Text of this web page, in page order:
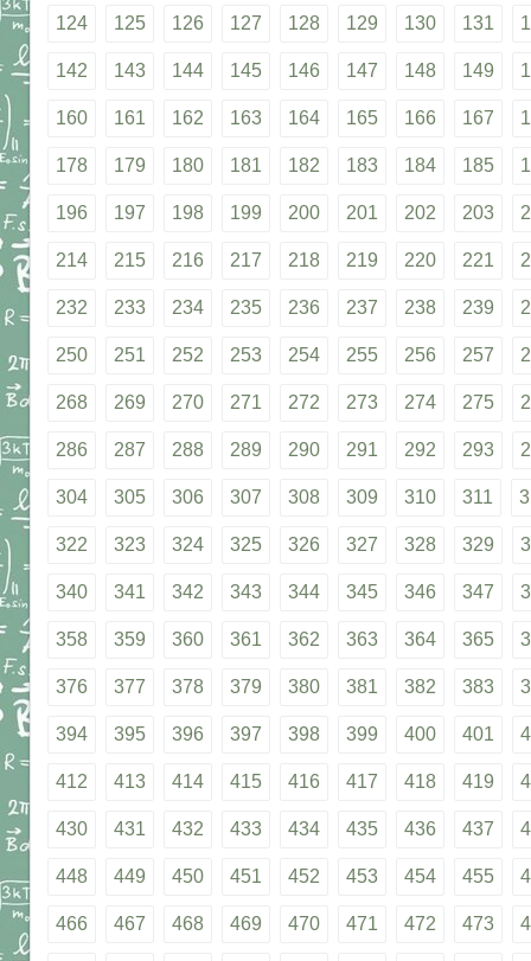
124 125 126 127 128 129 130 131
142 143 144 145 146 147 148 149
160 161 162 163 164 165 166 167
178 179 180 181 182 183 184 185
196 197 198 199 200 201 202 203
214 215 216 217 218 219 220 221
232 233 234 235 236 237 238 239
250 251 252 253 254 255 256 257
268 269 270 271 272 273 274 275
286 287 288 289 290 291 292 293
304 305 306 307 308 309 310 311
322 323 324 325 326 327 328 329
340 341 342 343 344 345 346 347
358 359 360 361 362 363 364 365
376 377 378 379 380 381 382 383
394 395 396 397 398 399 400 401
412 413 414 415 416 417 418 419
430 431 432 433 434 435 436 437
448 449 450 451 452 453 454 455
466 467 468 469 470 471 472 473